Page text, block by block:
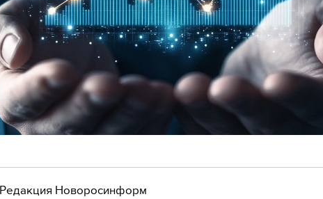
Редакция Новоросинформ